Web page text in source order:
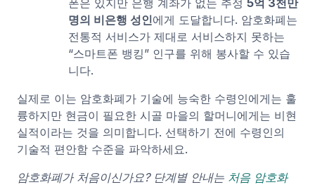
명의 비은행 성인에게 도달합니다. 암호화폐는
전통적 서비스가 제대로 서비스하지 못하는
“스마트폰 뱅킹” 인구를 위해 봉사할 수 있습
니다.
실제로 이는 암호화폐가 기술에 능숙한 수령인에게는 훌
륭하지만 현금이 필요한 시골 마을의 할머니에게는 비현
실적이라는 것을 의미합니다. 선택하기 전에 수령인의
기술적 편안함 수준을 파악하세요.
암호화폐가 처음이신가요? 단계별 안내는 처음 암호화